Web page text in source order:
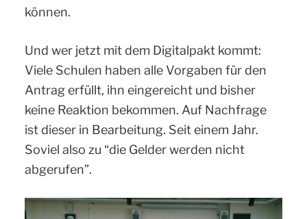
können.
Und wer jetzt mit dem Digitalpakt kommt:
Viele Schulen haben alle Vorgaben für den
Antrag erfüllt, ihn eingereicht und bisher
keine Reaktion bekommen. Auf Nachfrage
ist dieser in Bearbeitung. Seit einem Jahr.
Soviel also zu “die Gelder werden nicht
abgerufen”.